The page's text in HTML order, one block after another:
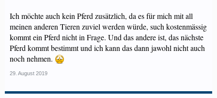
Ich möchte auch kein Pferd zusätzlich, da es für mich mit all
meinen anderen Tieren zuviel werden würde, such kostenmässig
kommt ein Pferd nicht in Frage. Und das andere ist, das nächste
Pferd kommt bestimmt und ich kann das dann jawohl nicht auch
noch nehmen.
29. August 2019